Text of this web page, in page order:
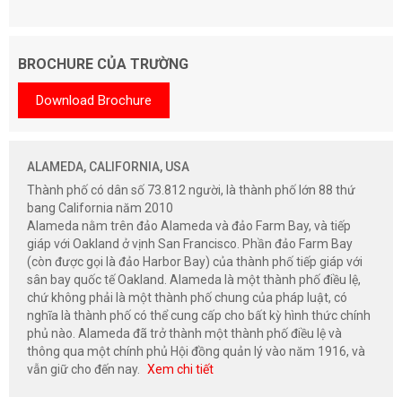
BROCHURE CỦA TRƯỜNG
Download Brochure
ALAMEDA, CALIFORNIA, USA
Thành phố có dân số 73.812 người, là thành phố lớn 88 thứ
bang California năm 2010
Alameda nằm trên đảo Alameda và đảo Farm Bay, và tiếp
giáp với Oakland ở vịnh San Francisco. Phần đảo Farm Bay
(còn được gọi là đảo Harbor Bay) của thành phố tiếp giáp với
sân bay quốc tế Oakland. Alameda là một thành phố điều lệ,
chứ không phải là một thành phố chung của pháp luật, có
nghĩa là thành phố có thể cung cấp cho bất kỳ hình thức chính
phủ nào. Alameda đã trở thành một thành phố điều lệ và
thông qua một chính phủ Hội đồng quản lý vào năm 1916, và
vẫn giữ cho đến nay. Xem chi tiết